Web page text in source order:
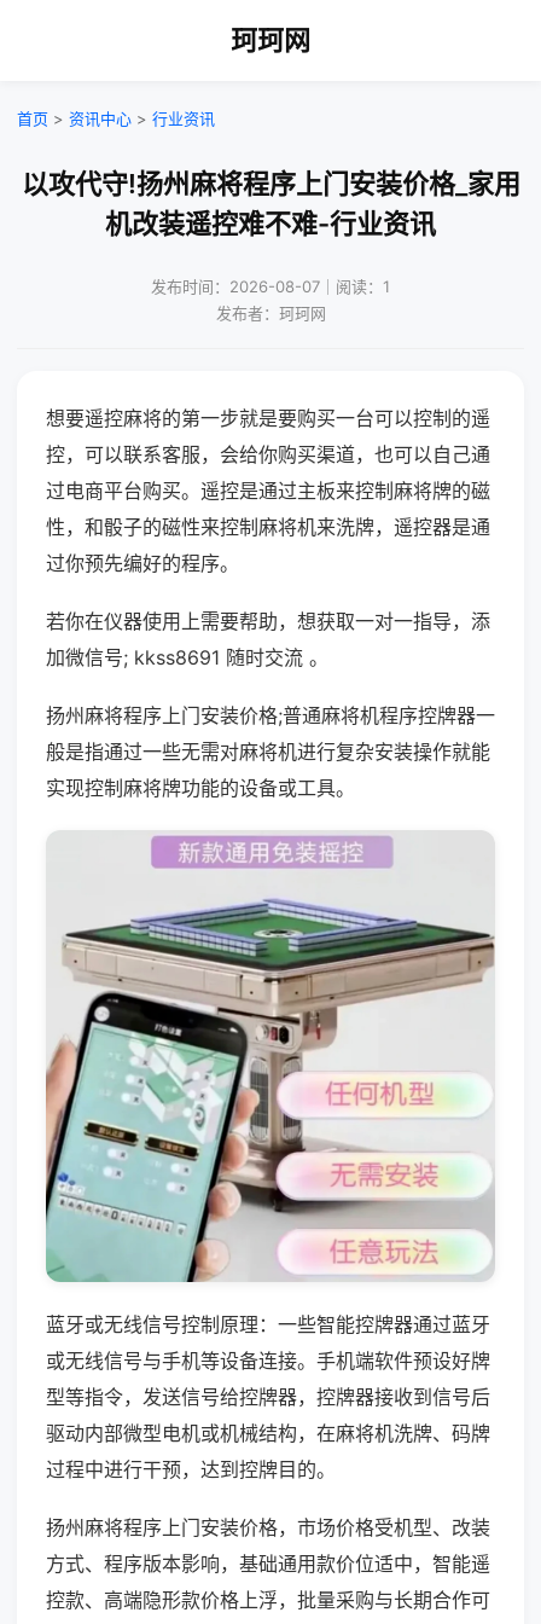
珂珂网
首页 > 资讯中心 > 行业资讯
以攻代守!扬州麻将程序上门安装价格_家用
机改装遥控难不难-行业资讯
发布时间：2026-08-07｜阅读：1
发布者：珂珂网
想要遥控麻将的第一步就是要购买一台可以控制的遥
控，可以联系客服，会给你购买渠道，也可以自己通
过电商平台购买。遥控是通过主板来控制麻将牌的磁
性，和骰子的磁性来控制麻将机来洗牌，遥控器是通
过你预先编好的程序。
若你在仪器使用上需要帮助，想获取一对一指导，添
加微信号; kkss8691 随时交流 。
扬州麻将程序上门安装价格;普通麻将机程序控牌器一
般是指通过一些无需对麻将机进行复杂安装操作就能
实现控制麻将牌功能的设备或工具。
蓝牙或无线信号控制原理：一些智能控牌器通过蓝牙
或无线信号与手机等设备连接。手机端软件预设好牌
型等指令，发送信号给控牌器，控牌器接收到信号后
驱动内部微型电机或机械结构，在麻将机洗牌、码牌
过程中进行干预，达到控牌目的。
扬州麻将程序上门安装价格，市场价格受机型、改装
方式、程序版本影响，基础通用款价位适中，智能遥
控款、高端隐形款价格上浮，批量采购与长期合作可